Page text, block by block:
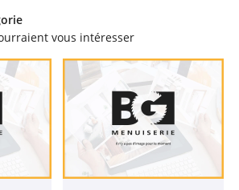
vous intéresser